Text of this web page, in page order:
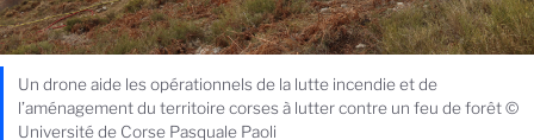
Un drone aide les opérationnels de la lutte incendie et de
l’aménagement du territoire corses à lutter contre un feu de forêt ©
Université de Corse Pasquale Paoli